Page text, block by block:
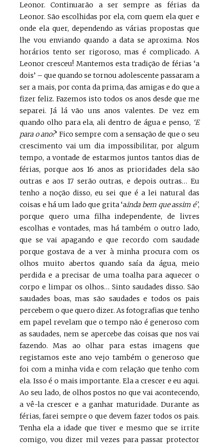
Leonor. Continuarão a ser sempre as férias da
Leonor. São escolhidas por ela, com quem ela quer e
onde ela quer, dependendo as várias propostas que
lhe vou enviando quando a data se aproxima. Nos
horários tento ser rigoroso, mas é complicado. A
Leonor cresceu! Mantemos esta tradição de férias ‘a
dois’ – que quando se tornou adolescente passaram a
ser a mais, por conta da prima, das amigas e do que a
fizer feliz. Fazemos isto todos os anos desde que me
separei. Já lá vão uns anos valentes. De vez em
quando olho para ela, ali dentro de água e penso, ‘E
para o ano?’ Fico sempre com a sensação de que o seu
crescimento vai um dia impossibilitar, por algum
tempo, a vontade de estarmos juntos tantos dias de
férias, porque aos 16 anos as prioridades dela são
outras e aos 17 serão outras, e depois outras… Eu
tenho a noção disso, eu sei que é a lei natural das
coisas e há um lado que grita ‘ainda bem que assim é’,
porque quero uma filha independente, de livres
escolhas e vontades, mas há também o outro lado,
que se vai apagando e que recordo com saudade
porque gostava de a ver à minha procura com os
olhos muito abertos quando saía da água, meio
perdida e a precisar de uma toalha para aquecer o
corpo e limpar os olhos… Sinto saudades disso. São
saudades boas, mas são saudades e todos os pais
percebem o que quero dizer. As fotografias que tenho
em papel revelam que o tempo não é generoso com
as saudades, nem se apercebe das coisas que nos vai
fazendo. Mas ao olhar para estas imagens que
registamos este ano vejo também o generoso que
foi com a minha vida e com relação que tenho com
ela. Isso é o mais importante. Ela a crescer e eu aqui.
Ao seu lado, de olhos postos no que vai acontecendo,
a vê-la crescer e a ganhar maturidade. Durante as
férias, farei sempre o que devem fazer todos os pais.
Tenha ela a idade que tiver e mesmo que se irrite
comigo, vou dizer mil vezes para passar protector